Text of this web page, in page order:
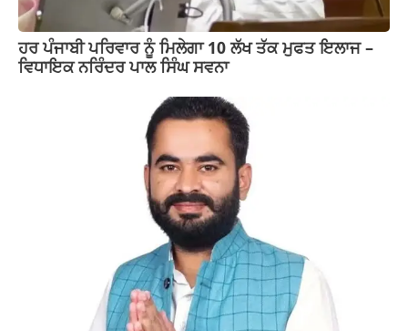
ਹਰ ਪੰਜਾਬੀ ਪਰਿਵਾਰ ਨੂੰ ਮਿਲੇਗਾ 10 ਲੱਖ ਤੱਕ ਮੁਫਤ ਇਲਾਜ –
ਵਿਧਾਇਕ ਨਰਿੰਦਰ ਪਾਲ ਸਿੰਘ ਸਵਨਾ